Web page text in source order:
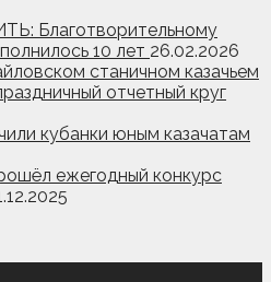
Благотворительному
10 лет 26.02.2026
станичном казачьем
отчетный круг
кубанки юным казачатам
ежегодный конкурс